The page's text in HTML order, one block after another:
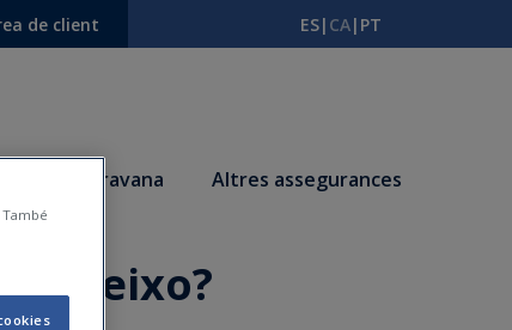
de client ES| CA| PT
Autocaravana Altres assegurances
pateixo?